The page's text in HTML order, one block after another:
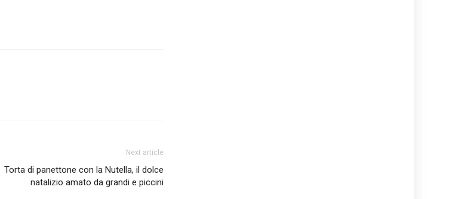
Next article
Torta di panettone con la Nutella, il dolce
natalizio amato da grandi e piccini